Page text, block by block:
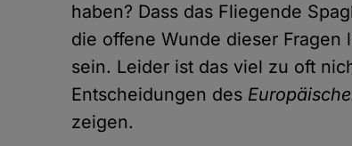
haben? Dass das Fliegende
die offene Wunde dieser
sein. Leider ist das viel zu oft
Entscheidungen des
zeigen.